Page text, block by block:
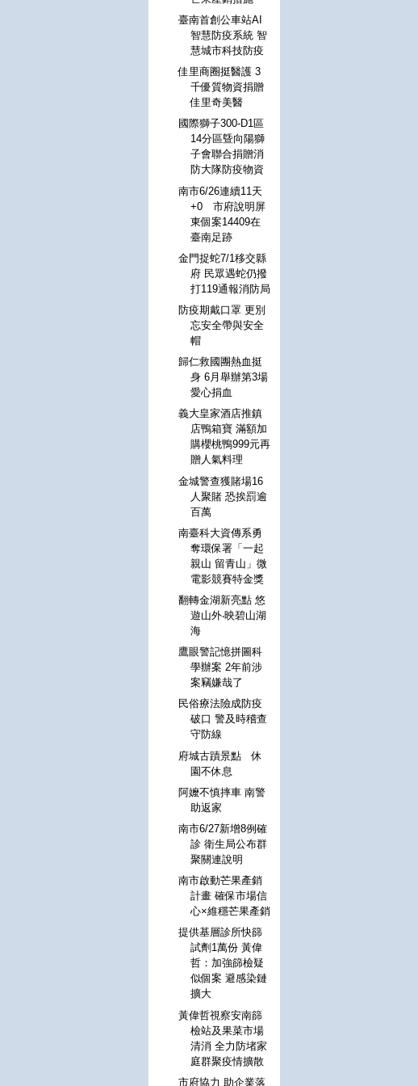
臺南首創公車站AI
智慧防疫系統 智
慧城市科技防疫
佳里商圈挺醫護 3
千優質物資捐贈
佳里奇美醫
國際獅子300-D1區
14分區曁向陽獅
子會聯合捐贈消
防大隊防疫物資
南市6/26連續11天
+0 市府說明屏
東個案14409在
臺南足跡
金門捉蛇7/1移交縣
府 民眾遇蛇仍撥
打119通報消防局
防疫期戴口罩 更別
忘安全帶與安全
帽
歸仁救國團熱血挺
身 6月舉辦第3場
愛心捐血
義大皇家酒店推鎮
店鴨箱寶 滿額加
購櫻桃鴨999元再
贈人氣料理
金城警查獲賭場16
人聚賭 恐挨罰逾
百萬
南臺科大資傳系勇
奪環保署「一起
親山 留青山」微
電影競賽特金獎
翻轉金湖新亮點 悠
遊山外‧映碧山湖
海
鷹眼警記憶拼圖科
學辦案 2年前涉
案竊嫌哉了
民俗療法險成防疫
破口 警及時稽查
守防線
府城古蹟景點 休
園不休息
阿嬤不慎摔車 南警
助返家
南市6/27新增8例確
診 衛生局公布群
聚關連說明
南市啟動芒果產銷
計畫 確保市場信
心×維穩芒果產銷
提供基層診所快篩
試劑1萬份 黃偉
哲：加強篩檢疑
似個案 避感染鏈
擴大
黃偉哲視察安南篩
檢站及果菜市場
清消 全力防堵家
庭群聚疫情擴散
市府協力 助企業落